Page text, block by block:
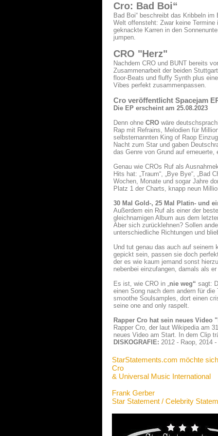
Cro: Bad Boi“
Bad Boi“ beschreibt das Kribbeln
Welt offensteht: Zwar keine
geknackte Karren in den
jumpen.
CRO "Herz"
Nachdem CRO und BUNT bereits
Zusammenarbeit der beiden
floor-Beats und fluffy Synth plus
Vibes perfekt zusammenpassen.
Cro veröffentlicht Spacejam
Die EP erscheint am 25.08.2023
Denn ohne CRO wäre
Rap mit Refrains, Melodien für
selbsternannten King of Raop
Nacht zum Star und gaben
das Genre von Grund auf
Genau wie CROs Ruf als
Hits hat: „Traum“, „Bye Bye“, „Bad
Wochen, Monate und sogar Jahre
Platz 1 der Charts, knapp neun
30 Mal Gold-, 25 Mal Platin- und
Außerdem ein Ruf als einer der
gleichnamigen Album aus dem
Aber sich zurücklehnen? Sollen
unterschiedliche Richtungen und
Und tut genau das auch auf seinem
gepickt sein, passen sie doch
der es wie kaum jemand sonst
nebenbei einzufangen, damals als
Es ist, wie CRO in „nie weg“ sagt:
einen Song nach dem andern für
smoothe Soulsamples, dort einen
seine one and only raspelt.
Rapper Cro hat sein neues Video
Rapper Cro, der laut Wikipedia am
neues Video am Start. In dem Clip
DISKOGRAFIE: 2012 - Raop, 2014
StarStatements.com möchte
Cro
& Universal Music International
Frank Gerber
Star Statement / Celebrity